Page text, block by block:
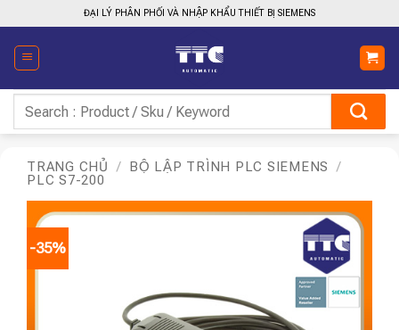
qua
nội
dung
ĐẠI LÝ PHÂN PHỐI VÀ NHẬP KHẨU THIẾT BỊ SIEMENS
kiếm:
TRANG CHỦ / BỘ LẬP TRÌNH PLC SIEMENS
/
PLC S7-200
-35%